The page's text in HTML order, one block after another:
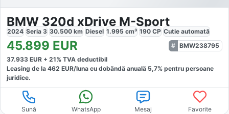
BMW 320d xDrive M-Sport
2024 Seria 3 30.500 km Diesel 1.995 cm³ 190 CP Cutie automată
45.899 EUR
BMW238795
37.933 EUR + 21% TVA deductibil
Leasing de la 462 EUR/luna cu dobăndă anuală 5,7% pentru persoane
juridice.
Sună WhatsApp Mesaj Favorite